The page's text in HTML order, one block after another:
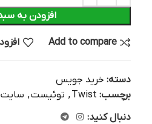
افزودن به
Add to compare
دسته: خرید جویس
برچسب: Twist
, توئیست,
دنبال کنید: